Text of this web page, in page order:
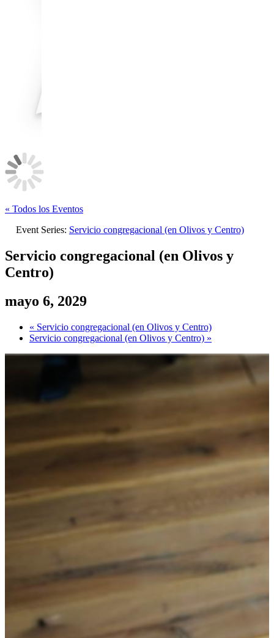
« Todos los Eventos
Event Series: Servicio congregacional (en Olivos y Centro)
Servicio congregacional (en Olivos y
Centro)
mayo 6, 2029
« Servicio congregacional (en Olivos y Centro)
Servicio congregacional (en Olivos y Centro) »